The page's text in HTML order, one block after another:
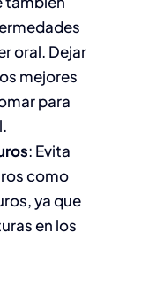
oral. Dejar
mejores
para
: Evita
como
ya que
en los